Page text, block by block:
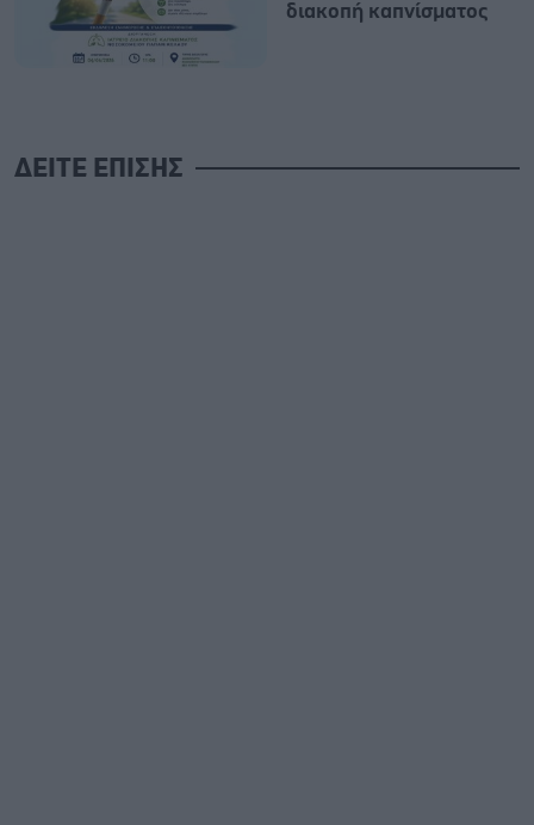
διακοπή καπνίσματος
ΔΕΙΤΕ ΕΠΙΣΗΣ